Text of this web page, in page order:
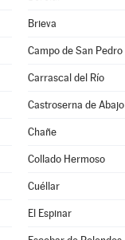
Brieva
Campo de San Pedro
Carrascal del Río
Castroserna de Abajo
Chañe
Collado Hermoso
Cuéllar
El Espinar